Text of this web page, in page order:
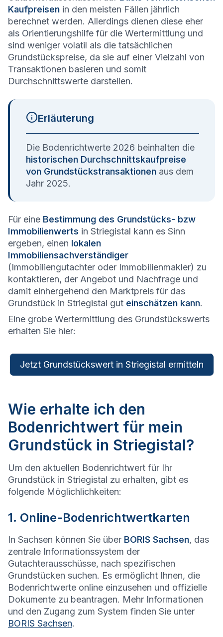
Kaufpreisen in den meisten Fällen jährlich
berechnet werden. Allerdings dienen diese eher
als Orientierungshilfe für die Wertermittlung und
sind weniger volatil als die tatsächlichen
Grundstückspreise, da sie auf einer Vielzahl von
Transaktionen basieren und somit
Durchschnittswerte darstellen.
Erläuterung
Die Bodenrichtwerte 2026 beinhalten die
historischen Durchschnittskaufpreise
von Grundstückstransaktionen aus dem
Jahr 2025.
Für eine Bestimmung des Grundstücks- bzw
Immobilienwerts in Striegistal kann es Sinn
ergeben, einen lokalen
Immobiliensachverständiger
(Immobiliengutachter oder Immobilienmakler) zu
kontaktieren, der Angebot und Nachfrage und
damit einhergehend den Marktpreis für das
Grundstück in Striegistal gut einschätzen kann.
Eine grobe Wertermittlung des Grundstückswerts
erhalten Sie hier:
Jetzt Grundstückswert in Striegistal ermitteln
Wie erhalte ich den
Bodenrichtwert für mein
Grundstück in Striegistal?
Um den aktuellen Bodenrichtwert für Ihr
Grundstück in Striegistal zu erhalten, gibt es
folgende Möglichlichkeiten:
1. Online-Bodenrichtwertkarten
In Sachsen können Sie über BORIS Sachsen, das
zentrale Informationssystem der
Gutachterausschüsse, nach spezifischen
Grundstücken suchen. Es ermöglicht Ihnen, die
Bodenrichtwerte online einzusehen und offizielle
Dokumente zu beantragen. Mehr Informationen
und den Zugang zum System finden Sie unter
BORIS Sachsen.